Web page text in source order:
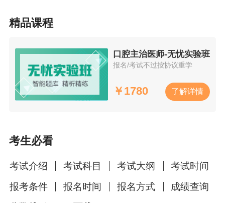
答：可登录考生管理平台找回或联系考试机构协
助查询。
成绩查询多久能出？
答：考后约2个月公布，通过官网或小程序查询。
精品课程
口腔主治医师-无忧实验班
报名/考试不过按协议重学
￥1780 了解详情
考生必看
考试介绍 考试科目 考试大纲
考试时间
报考条件
报名时间 报名方式
成绩查询